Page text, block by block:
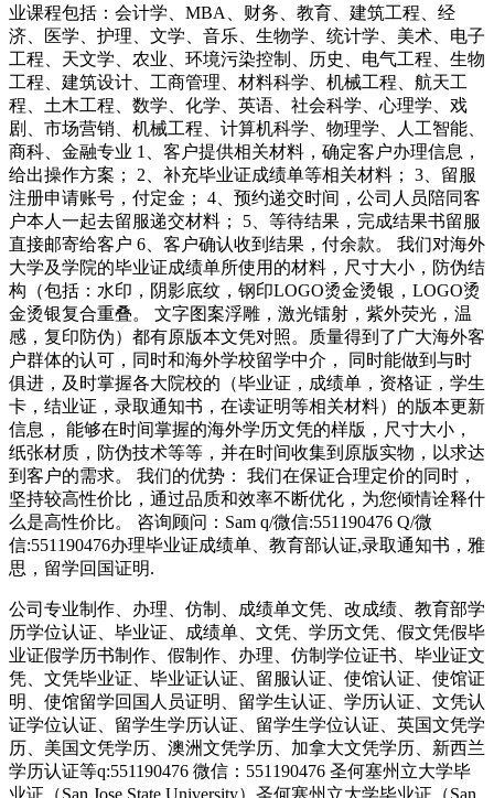
业课程包括：会计学、MBA、财务、教育、建筑工程、经
济、医学、护理、文学、音乐、生物学、统计学、美术、电子
工程、天文学、农业、环境污染控制、历史、电气工程、生物
工程、建筑设计、工商管理、材料科学、机械工程、航天工
程、土木工程、数学、化学、英语、社会科学、心理学、戏
剧、市场营销、机械工程、计算机科学、物理学、人工智能、
商科、金融专业 1、客户提供相关材料，确定客户办理信息，
给出操作方案； 2、补充毕业证成绩单等相关材料； 3、留服
注册申请账号，付定金； 4、预约递交时间，公司人员陪同客
户本人一起去留服递交材料； 5、等待结果，完成结果书留服
直接邮寄给客户 6、客户确认收到结果，付余款。 我们对海外
大学及学院的毕业证成绩单所使用的材料，尺寸大小，防伪结
构（包括：水印，阴影底纹，钢印LOGO烫金烫银，LOGO烫
金烫银复合重叠。 文字图案浮雕，激光镭射，紫外荧光，温
感，复印防伪）都有原版本文凭对照。质量得到了广大海外客
户群体的认可，同时和海外学校留学中介， 同时能做到与时
俱进，及时掌握各大院校的（毕业证，成绩单，资格证，学生
卡，结业证，录取通知书，在读证明等相关材料）的版本更新
信息， 能够在时间掌握的海外学历文凭的样版，尺寸大小，
纸张材质，防伪技术等等，并在时间收集到原版实物，以求达
到客户的需求。 我们的优势： 我们在保证合理定价的同时，
坚持较高性价比，通过品质和效率不断优化，为您倾情诠释什
么是高性价比。 咨询顾问：Sam q/微信:551190476 Q/微
信:551190476办理毕业证成绩单、教育部认证,录取通知书，雅
思，留学回国证明.
公司专业制作、办理、仿制、成绩单文凭、改成绩、教育部学
历学位认证、毕业证、成绩单、文凭、学历文凭、假文凭假毕
业证假学历书制作、假制作、办理、仿制学位证书、毕业证文
凭、文凭毕业证、毕业证认证、留服认证、使馆认证、使馆证
明、使馆留学回国人员证明、留学生认证、学历认证、文凭认
证学位认证、留学生学历认证、留学生学位认证、英国文凭学
历、美国文凭学历、澳洲文凭学历、加拿大文凭学历、新西兰
学历认证等q:551190476 微信：551190476 圣何塞州立大学毕